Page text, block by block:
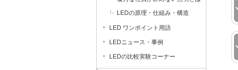
LEDの原理・仕組み・構造
LED ワンポイント用語
LEDニュース・事例
LEDの比較実験コーナー